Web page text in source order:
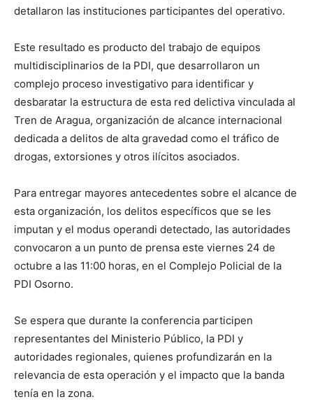
detallaron las instituciones participantes del operativo.
Este resultado es producto del trabajo de equipos
multidisciplinarios de la PDI, que desarrollaron un
complejo proceso investigativo para identificar y
desbaratar la estructura de esta red delictiva vinculada al
Tren de Aragua, organización de alcance internacional
dedicada a delitos de alta gravedad como el tráfico de
drogas, extorsiones y otros ilícitos asociados.
Para entregar mayores antecedentes sobre el alcance de
esta organización, los delitos específicos que se les
imputan y el modus operandi detectado, las autoridades
convocaron a un punto de prensa este viernes 24 de
octubre a las 11:00 horas, en el Complejo Policial de la
PDI Osorno.
Se espera que durante la conferencia participen
representantes del Ministerio Público, la PDI y
autoridades regionales, quienes profundizarán en la
relevancia de esta operación y el impacto que la banda
tenía en la zona.